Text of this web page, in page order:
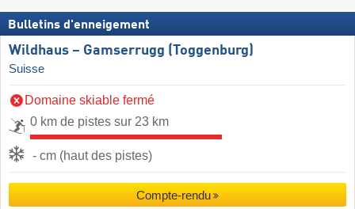
Bulletins d'enneigement
Wildhaus – Gamserrugg (Toggenburg)
Suisse
Domaine skiable fermé
0 km de pistes sur 23 km
- cm (haut des pistes)
Compte-rendu